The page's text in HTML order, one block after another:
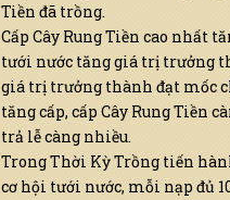
Tiền đã trồng.
Cấp Cây Rung Tiền cao nhất
tưới nước tăng giá trị trưởng
giá trị trưởng thành đạt mốc
tăng cấp, cấp Cây Rung Tiền
trả lễ càng nhiều.
Trong Thời Kỳ Trồng tiến
cơ hội tưới nước, mỗi nạp đủ